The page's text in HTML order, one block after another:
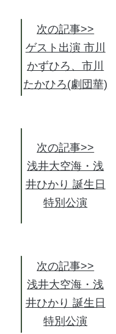
次の記事>>
ゲスト出演 市川
かずひろ、市川
たかひろ(劇団華)
次の記事>>
浅井大空海・浅
井ひかり 誕生日
特別公演
次の記事>>
浅井大空海・浅
井ひかり 誕生日
特別公演